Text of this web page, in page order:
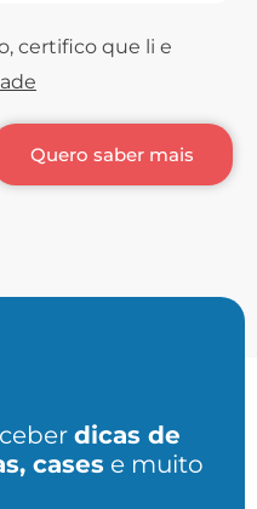
certifico que li e
Quero saber mais
dicas de
cases e muito